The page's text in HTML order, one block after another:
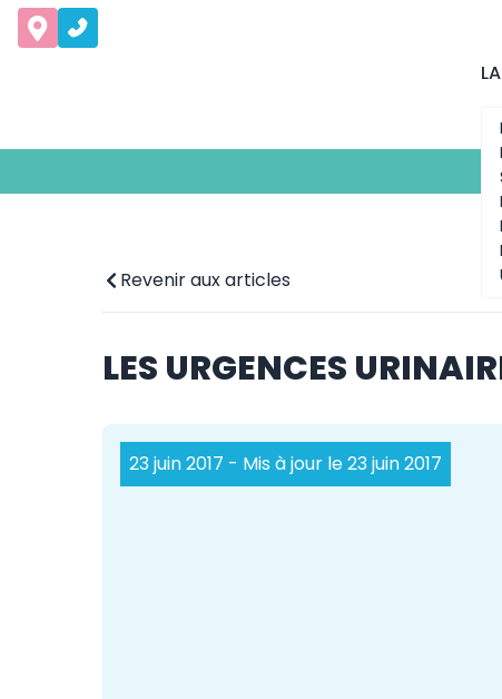
Revenir aux articles
LES URGENCES
23 juin 2017 - Mis à jour le 23 juin 2017